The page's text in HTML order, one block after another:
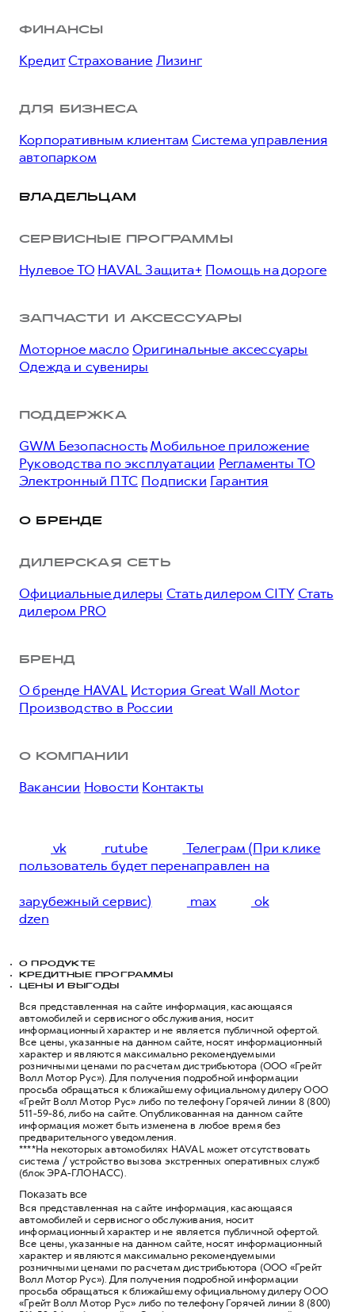
ФИНАНСЫ
Кредит Страхование Лизинг
ДЛЯ БИЗНЕСА
Корпоративным клиентам Система управления
автопарком
ВЛАДЕЛЬЦАМ
СЕРВИСНЫЕ ПРОГРАММЫ
Нулевое ТО HAVAL Защита+ Помощь на дороге
ЗАПЧАСТИ И АКСЕССУАРЫ
Моторное масло Оригинальные аксессуары
Одежда и сувениры
ПОДДЕРЖКА
GWM БезопасностьМобильное приложение
Руководства по эксплуатации Регламенты ТО
Электронный ПТС Подписки Гарантия
О БРЕНДЕ
ДИЛЕРСКАЯ СЕТЬ
Официальные дилеры Стать дилером CITY Стать
дилером PRO
БРЕНД
О бренде HAVAL История Great Wall Motor
Производство в России
О КОМПАНИИ
Вакансии Новости Контакты
vk rutube
Телеграм (При клике
пользователь будет перенаправлен на
зарубежный сервис) max
ok
dzen
О ПРОДУКТЕ
КРЕДИТНЫЕ ПРОГРАММЫ
ЦЕНЫ И ВЫГОДЫ
Вся представленная на сайте информация, касающаяся
автомобилей и сервисного обслуживания, носит
информационный характер и не является публичной офертой.
Все цены, указанные на данном сайте, носят информационный
характер и являются максимально рекомендуемыми
розничными ценами по расчетам дистрибьютора (ООО «Грейт
Волл Мотор Рус»). Для получения подробной информации
просьба обращаться к ближайшему официальному дилеру ООО
«Грейт Волл Мотор Рус» либо по телефону Горячей линии 8 (800)
511-59-86, либо на сайте. Опубликованная на данном сайте
информация может быть изменена в любое время без
предварительного уведомления.
****На некоторых автомобилях HAVAL может отсутствовать
система / устройство вызова экстренных оперативных служб
(блок ЭРА-ГЛОНАСС).
Показать все
Вся представленная на сайте информация, касающаяся
автомобилей и сервисного обслуживания, носит
информационный характер и не является публичной офертой.
Все цены, указанные на данном сайте, носят информационный
характер и являются максимально рекомендуемыми
розничными ценами по расчетам дистрибьютора (ООО «Грейт
Волл Мотор Рус»). Для получения подробной информации
просьба обращаться к ближайшему официальному дилеру ООО
«Грейт Волл Мотор Рус» либо по телефону Горячей линии 8 (800)